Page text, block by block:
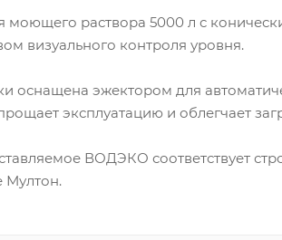
моющего раствора 5000 л с
визуального контроля уровня.
оснащена эжектором для
эксплуатацию и облегчает
ВОДЭКО соответствует
Мултон.